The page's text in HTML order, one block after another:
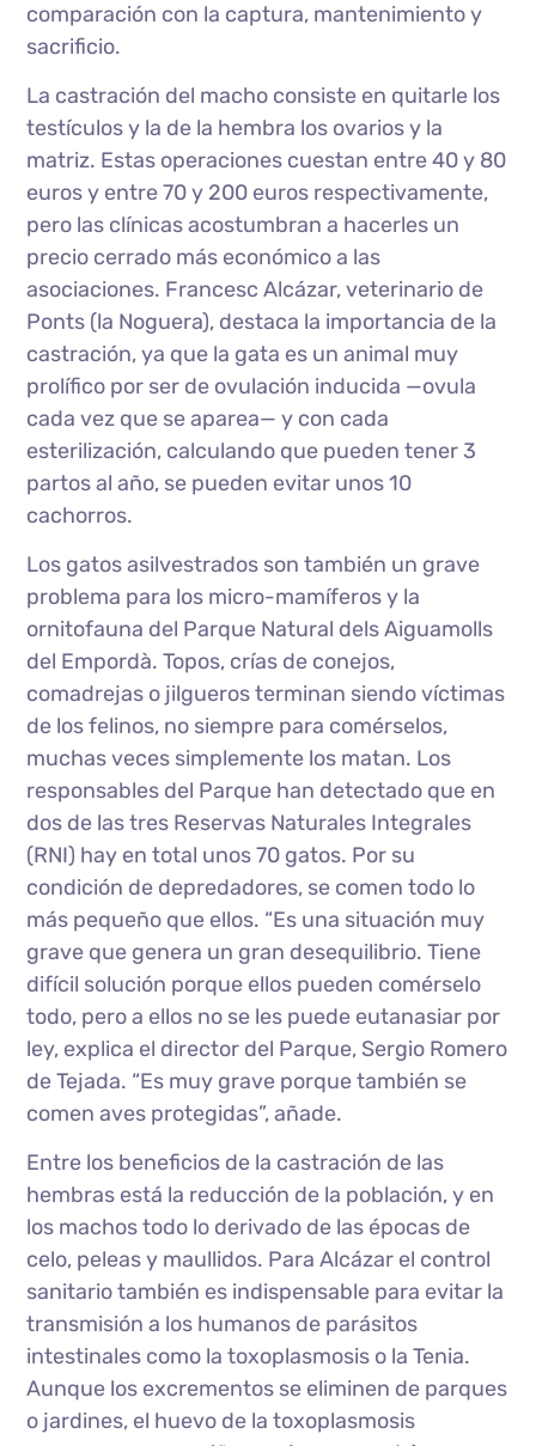
comparación con la captura, mantenimiento y
sacrificio.
La castración del macho consiste en quitarle los
testículos y la de la hembra los ovarios y la
matriz. Estas operaciones cuestan entre 40 y 80
euros y entre 70 y 200 euros respectivamente,
pero las clínicas acostumbran a hacerles un
precio cerrado más económico a las
asociaciones. Francesc Alcázar, veterinario de
Ponts (la Noguera), destaca la importancia de la
castración, ya que la gata es un animal muy
prolífico por ser de ovulación inducida —ovula
cada vez que se aparea— y con cada
esterilización, calculando que pueden tener 3
partos al año, se pueden evitar unos 10
cachorros.
Los gatos asilvestrados son también un grave
problema para los micro-mamíferos y la
ornitofauna del Parque Natural dels Aiguamolls
del Empordà. Topos, crías de conejos,
comadrejas o jilgueros terminan siendo víctimas
de los felinos, no siempre para comérselos,
muchas veces simplemente los matan. Los
responsables del Parque han detectado que en
dos de las tres Reservas Naturales Integrales
(RNI) hay en total unos 70 gatos. Por su
condición de depredadores, se comen todo lo
más pequeño que ellos. “Es una situación muy
grave que genera un gran desequilibrio. Tiene
difícil solución porque ellos pueden comérselo
todo, pero a ellos no se les puede eutanasiar por
ley, explica el director del Parque, Sergio Romero
de Tejada. “Es muy grave porque también se
comen aves protegidas”, añade.
Entre los beneficios de la castración de las
hembras está la reducción de la población, y en
los machos todo lo derivado de las épocas de
celo, peleas y maullidos. Para Alcázar el control
sanitario también es indispensable para evitar la
transmisión a los humanos de parásitos
intestinales como la toxoplasmosis o la Tenia.
Aunque los excrementos se eliminen de parques
o jardines, el huevo de la toxoplasmosis